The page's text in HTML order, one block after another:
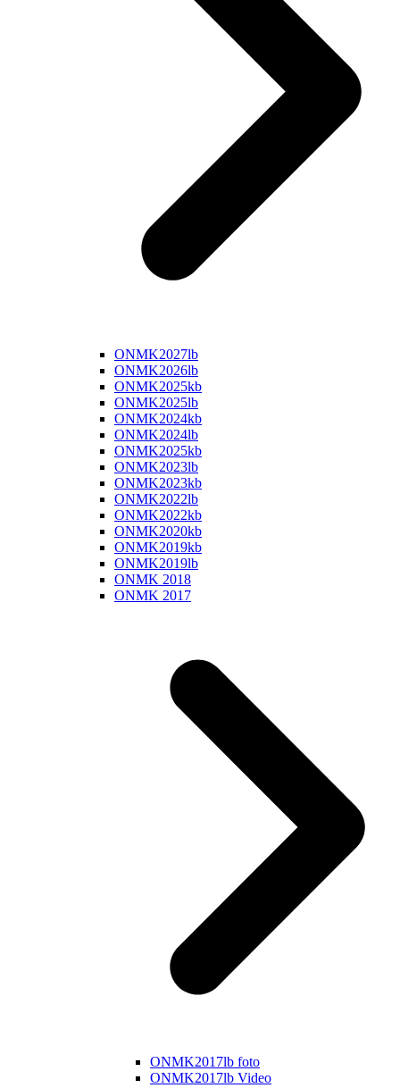
ONMK2027lb
ONMK2026lb
ONMK2025kb
ONMK2025lb
ONMK2024kb
ONMK2024lb
ONMK2025kb
ONMK2023lb
ONMK2023kb
ONMK2022lb
ONMK2022kb
ONMK2020kb
ONMK2019kb
ONMK2019lb
ONMK 2018
ONMK 2017
ONMK2017lb foto
ONMK2017lb Video